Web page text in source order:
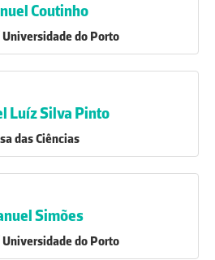
Coutinho
do Porto
Luíz Silva Pinto
das Ciências
Simões
do Porto